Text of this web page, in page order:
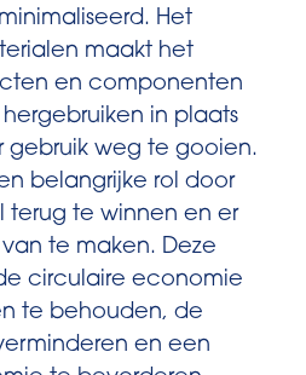
Het
maakt het
en componenten
in plaats
gebruik weg te gooien.
belangrijke rol door
terug te winnen en er
te maken. Deze
circulaire economie
te behouden, de
en een